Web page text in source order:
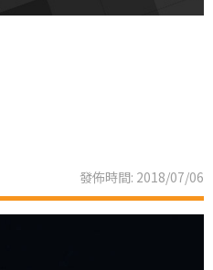
發佈時間: 2018/07/06